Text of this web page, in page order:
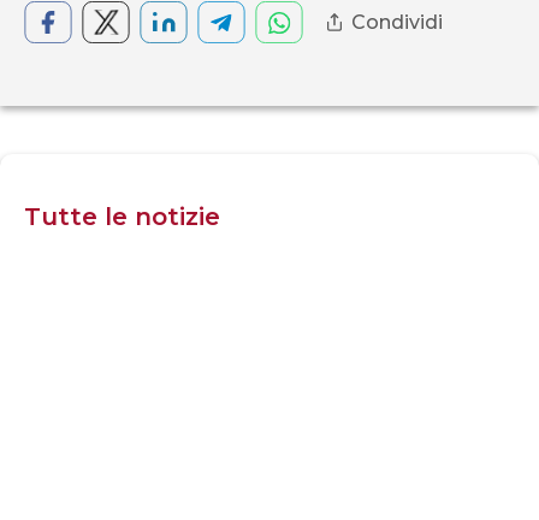
Condividi
Tutte le notizie